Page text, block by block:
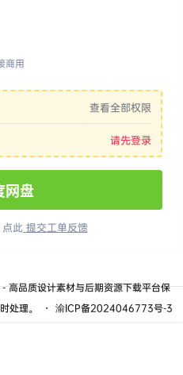
商用
查看全部权限
请先登录
网盘
此提交工单反馈
高品质设计素材与后期资源下载平台保
处理。
・ 渝ICP备2024046773号-3